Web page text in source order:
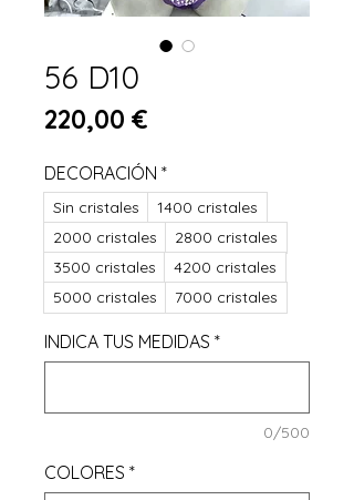
56 D10
220,00 €
DECORACIÓN *
Sin cristales
1400 cristales
2000 cristales
2800 cristales
3500 cristales
4200 cristales
5000 cristales
7000 cristales
INDICA TUS MEDIDAS *
0/500
COLORES *